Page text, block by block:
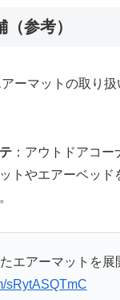
参考）
ーマットの取り
：アウトドアコ
トやエアーベッド
エアーマットを展
sRytASQTmC